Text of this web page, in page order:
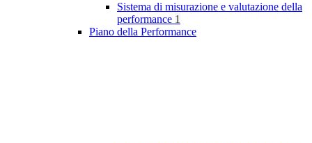
Sistema di misurazione e valutazione della
performance 1
Piano della Performance